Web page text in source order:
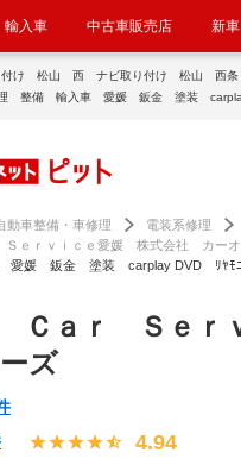
輸入車 中古車販売店 新車
付け 松山 西 ナビ取り付け 松山 西
整備 輸入車 愛媛 鈑金 塗装
動車整備・車修理 電装系修理
ｅｒｖｉｃｅ愛媛 株式会社 カーオ
媛 鈑金 塗装 carplay DVD ﾘﾔﾓ
Ｃａｒ Ｓｅｒ
ズ
4.94